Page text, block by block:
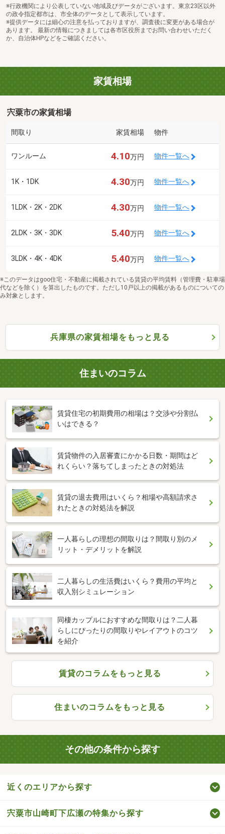
※行政機関により公表していない地域及びデータがございます。東京23区以外
の政令指定都市は、市全体のデータとして表示しています。
※提供データには細心の注意を払っておりますが、調査後に変更がある場合が
あります。 最新の情報につきましては各市区役所までお問い合わせいただく
か、自治体HPなどをご確認ください。
家賃相場
宍粟市の家賃相場
間取り 家賃相場 物件
ワンルーム 4.10万円 物件一覧へ
1K・1DK 4.30万円 物件一覧へ
1LDK・2K・2DK 4.30万円 物件一覧へ
2LDK・3K・3DK 5.40万円 物件一覧へ
3LDK・4K・4DK 5.40万円 物件一覧へ
※このデータはgoo住宅・不動産に掲載されている賃貸の平均賃料（管理費・駐車場
代などを除く）を算出したものです。ただし10戸以上の掲載があるものについての
み対象とします。
兵庫県の家賃相場をもっと見る
住まいのコラム
賃貸住宅の初期費用の相場は？交渉や分割払
いはできる？
賃貸物件の入居審査にかかる日数・期間はど
れくらい？落ちてしまったときの対処法
賃貸の退去費用はいくら？相場や高額請求さ
れたときの対処法を解説
一人暮らしの理想の間取りは？間取り別のメ
リット・デメリットを解説
二人暮らしの生活費はいくら？費用の平均と
収入別シミュレーション
同棲カップルにおすすめな間取りは？二人暮
らしにぴったりの間取りやレイアウトのコツ
を紹介
賃貸のコラムをもっと見る
住まいのコラムをもっと見る
その他の条件から探す
近くのエリアから探す
宍粟市山崎町下広瀬の特集から探す